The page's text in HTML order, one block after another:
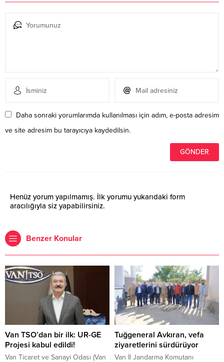
Daha sonraki yorumlarımda kullanılması için adım, e-posta adresim
ve site adresim bu tarayıcıya kaydedilsin.
Henüz yorum yapılmamış. İlk yorumu yukarıdaki form
aracılığıyla siz yapabilirsiniz.
Benzer Konular
Van TSO’dan bir ilk: UR-GE
Projesi kabul edildi!
Van Ticaret ve Sanayi Odası (Van
Tuğgeneral Avkıran, vefa
ziyaretlerini sürdürüyor
Van İl Jandarma Komutanı